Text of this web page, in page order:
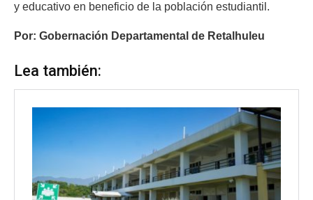
y educativo en beneficio de la población estudiantil.
Por: Gobernación Departamental de Retalhuleu
Lea también: